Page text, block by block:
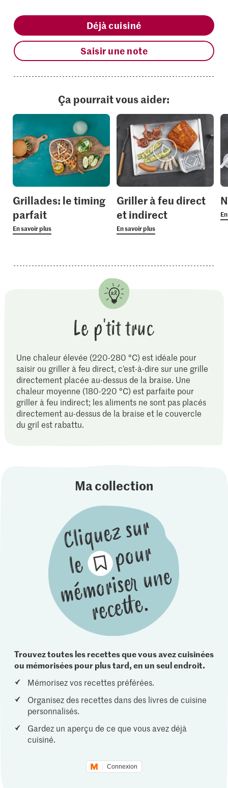
Déjà cuisiné
Saisir une note
Ça pourrait vous aider:
Grillades: le timing
parfait
En savoir plus
Griller à feu direct
et indirect
En savoir plus
Le p'tit truc
Une chaleur élevée (220-280 °C) est idéale pour
saisir ou griller à feu direct, c’est-à-dire sur une grille
directement placée au-dessus de la braise. Une
chaleur moyenne (180-220 °C) est parfaite pour
griller à feu indirect; les aliments ne sont pas placés
directement au-dessus de la braise et le couvercle
du gril est rabattu.
Ma collection
Trouvez toutes les recettes que vous avez cuisinées
ou mémorisées pour plus tard, en un seul endroit.
Mémorisez vos recettes préférées.
Organisez des recettes dans des livres de cuisine
personnalisés.
Gardez un aperçu de ce que vous avez déjà
cuisiné.
Connexion